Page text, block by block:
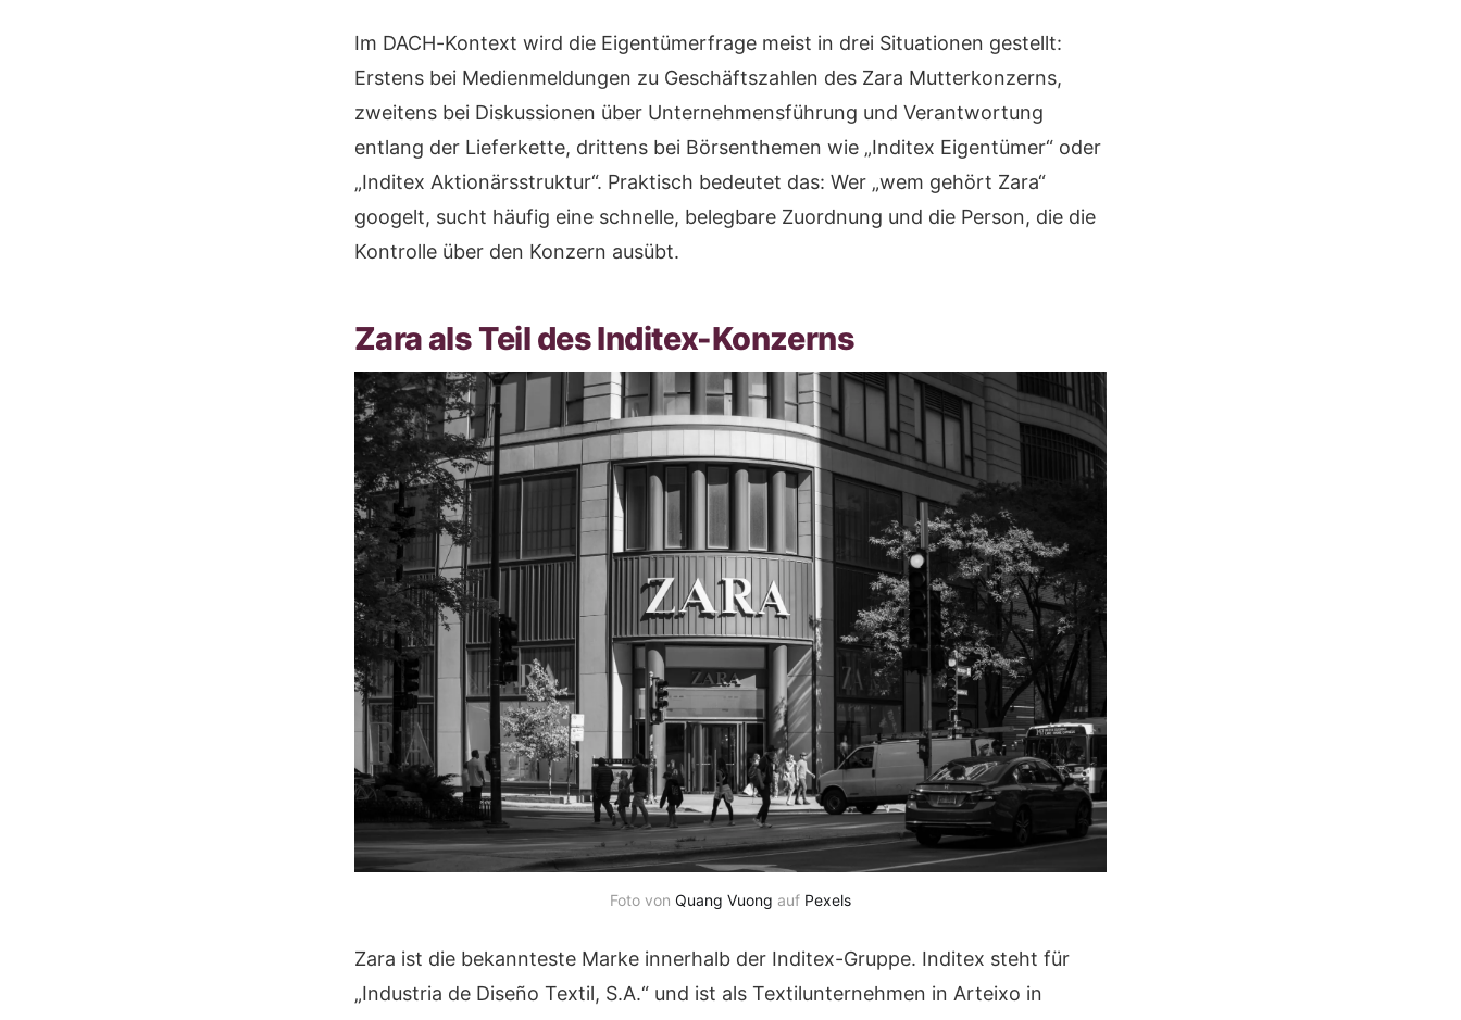
Im DACH-Kontext wird die Eigentümerfrage meist in drei Situationen gestellt:
Erstens bei Medienmeldungen zu Geschäftszahlen des Zara Mutterkonzerns,
zweitens bei Diskussionen über Unternehmensführung und Verantwortung
entlang der Lieferkette, drittens bei Börsenthemen wie „Inditex Eigentümer“ oder
„Inditex Aktionärsstruktur“. Praktisch bedeutet das: Wer „wem gehört Zara“
googelt, sucht häufig eine schnelle, belegbare Zuordnung und die Person, die die
Kontrolle über den Konzern ausübt.
Zara als Teil des Inditex-Konzerns
Foto von Quang Vuong auf Pexels
Zara ist die bekannteste Marke innerhalb der Inditex-Gruppe. Inditex steht für
„Industria de Diseño Textil, S.A.“ und ist als Textilunternehmen in Arteixo in